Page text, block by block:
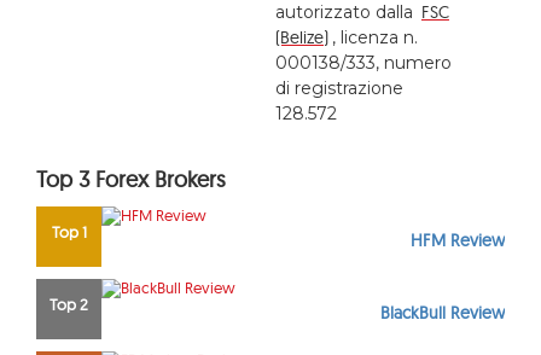
autorizzato dalla FSC
(Belize) , licenza n.
000138/333, numero
di registrazione
128.572
Top 3 Forex Brokers
Top 1 HFM Review
Top 2 BlackBull Review